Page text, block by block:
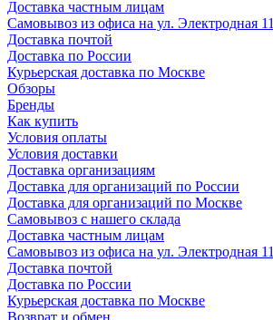
Доставка частным лицам
Самовывоз из офиса на ул. Электродная 11
Доставка почтой
Доставка по России
Курьерская доставка по Москве
Обзоры
Бренды
Как купить
Условия оплаты
Условия доставки
Доставка организациям
Доставка для организаций по России
Доставка для организаций по Москве
Самовывоз с нашего склада
Доставка частным лицам
Самовывоз из офиса на ул. Электродная 11
Доставка почтой
Доставка по России
Курьерская доставка по Москве
Возврат и обмен